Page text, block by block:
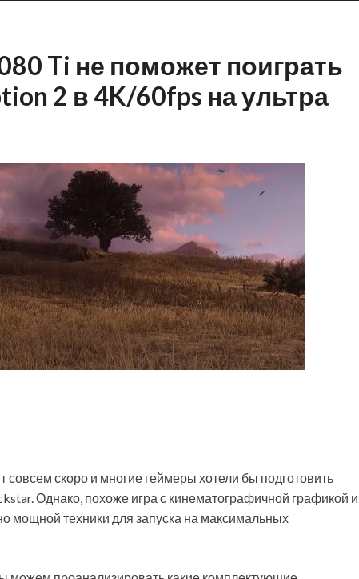
Ti не поможет поиграть
2 в 4K/60fps на ультра
совсем скоро и многие геймеры хотели бы подготовить
Однако, похоже игра с кинематографичной графикой и
мощной техники для запуска на максимальных